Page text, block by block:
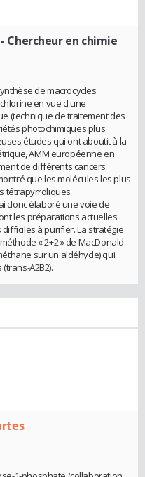
Chercheur en chimie
de macrocycles
en vue d'une
(technique de traitement des
photochimiques plus
études qui ont aboutit à la
AMM européenne en
de différents cancers
que les molécules les plus
tétrapyrroliques
donc élaboré une voie de
les préparations actuelles
à purifier. La stratégie
« 2+2 » de MacDonald
sur un aldéhyde) qui
A2B2).